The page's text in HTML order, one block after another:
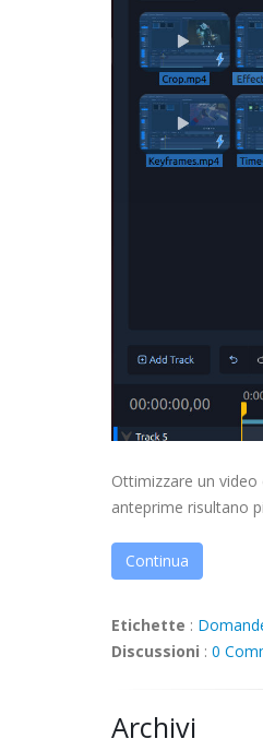
Ottimizzare un
anteprime risultano
Continua
Etichette :
Discussioni : 0
Archivi